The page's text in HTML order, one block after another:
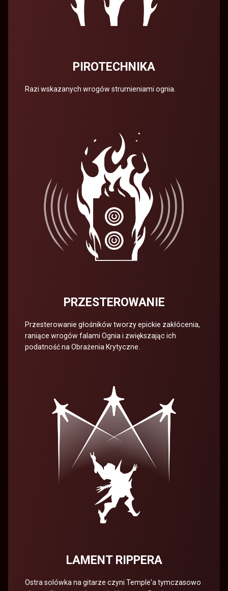
PIROTECHNIKA
Razi wskazanych wrogów strumieniami ognia.
PRZESTEROWANIE
Przesterowanie głośników tworzy epickie zakłócenia,
raniące wrogów falami Ognia i zwiększając ich
podatność na Obrażenia Krytyczne.
LAMENT RIPPERA
Ostra solówka na gitarze czyni Temple'a tymczasowo